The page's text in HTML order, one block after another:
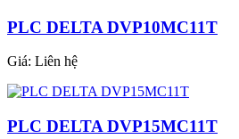
PLC DELTA DVP10MC11T
Giá: Liên hệ
PLC DELTA DVP15MC11T